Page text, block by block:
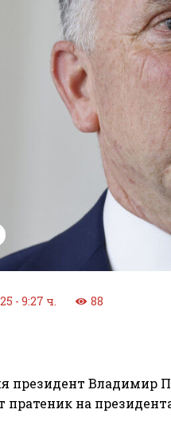
- 9:27 ч. 88
президент Владимир
пратеник на